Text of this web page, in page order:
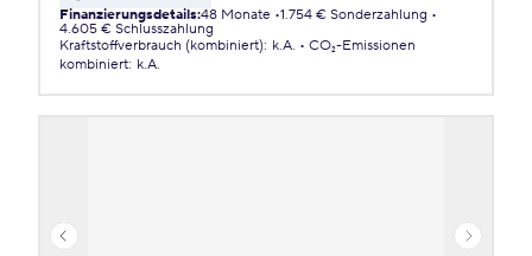
Finanzierungsdetails:48 Monate 1.754 € Sonderzahlung
4.605 € Schlusszahlung
Kraftstoffverbrauch (kombiniert): k.A.
CO₂-Emissionen
kombiniert: k.A.